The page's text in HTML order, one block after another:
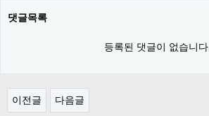
댓글목록
등록된 댓글이 없습니다.
이전글 다음글